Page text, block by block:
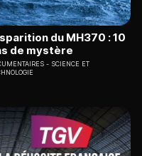
du MH370 : 10
de mystère
SCIENCE ET